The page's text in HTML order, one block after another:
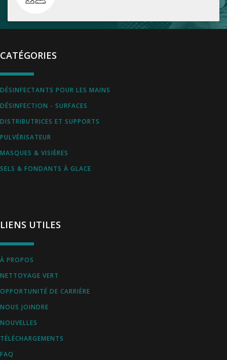
CATÉGORIES
DÉSINFECTANTS POUR LES MAINS
DÉSINFECTION - SURFACES
DISTRIBUTRICES ET SUPPORTS
PULVÉRISATEUR
MASQUES & VISIÈRES
SELS & FONDANTS À GLACE
LIENS UTILES
À PROPOS
NETTOYAGE VERT
OPPORTUNITÉ DE CARRIÈRE
NOUS JOINDRE
NOUVELLES
TÉLÉCHARGEMENTS
FAQ